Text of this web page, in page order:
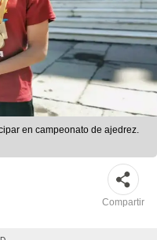
en campeonato de ajedrez.
Compartir